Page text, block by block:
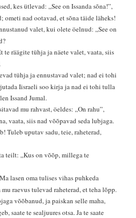
kes ütlevad: „See on Issanda sõna!”,
ometi nad ootavad, et sõna täide läheks!
valet, kui olete öelnud: „See on
te räägite tühja ja näete valet, vaata, siis
tühja ja ennustavad valet; nad ei tohi
Iisraeli soo kirja ja nad ei tohi tulla
Issand Jumal.
mu rahvast, öeldes: „On rahu”,
vaata, siis nad võõpavad seda lubjaga.
Tuleb uputav sadu, teie, raheterad,
teilt: „Kus on võõp, millega te
lasen oma tulises vihas puhkeda
raevus tulevad raheterad, et teha lõpp.
võõbanud, ja paiskan selle maha,
saate te sealjuures otsa. Ja te saate